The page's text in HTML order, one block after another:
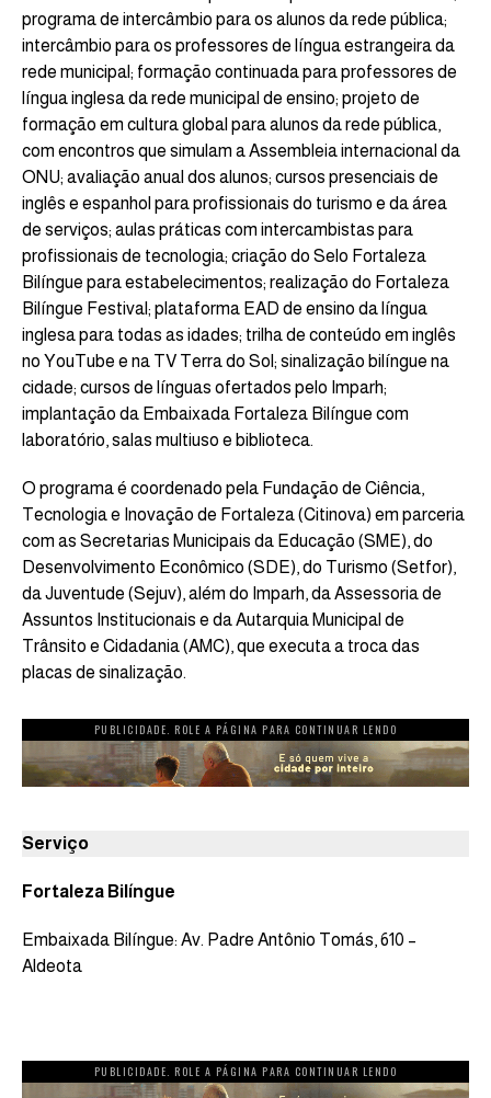
programa de intercâmbio para os alunos da rede pública;
intercâmbio para os professores de língua estrangeira da
rede municipal; formação continuada para professores de
língua inglesa da rede municipal de ensino; projeto de
formação em cultura global para alunos da rede pública,
com encontros que simulam a Assembleia internacional da
ONU; avaliação anual dos alunos; cursos presenciais de
inglês e espanhol para profissionais do turismo e da área
de serviços; aulas práticas com intercambistas para
profissionais de tecnologia; criação do Selo Fortaleza
Bilíngue para estabelecimentos; realização do Fortaleza
Bilíngue Festival; plataforma EAD de ensino da língua
inglesa para todas as idades; trilha de conteúdo em inglês
no YouTube e na TV Terra do Sol; sinalização bilíngue na
cidade; cursos de línguas ofertados pelo Imparh;
implantação da Embaixada Fortaleza Bilíngue com
laboratório, salas multiuso e biblioteca.
O programa é coordenado pela Fundação de Ciência,
Tecnologia e Inovação de Fortaleza (Citinova) em parceria
com as Secretarias Municipais da Educação (SME), do
Desenvolvimento Econômico (SDE), do Turismo (Setfor),
da Juventude (Sejuv), além do Imparh, da Assessoria de
Assuntos Institucionais e da Autarquia Municipal de
Trânsito e Cidadania (AMC), que executa a troca das
placas de sinalização.
PUBLICIDADE. ROLE A PÁGINA PARA CONTINUAR LENDO
Serviço
Fortaleza Bilíngue
Embaixada Bilíngue: Av. Padre Antônio Tomás, 610 –
Aldeota
PUBLICIDADE. ROLE A PÁGINA PARA CONTINUAR LENDO